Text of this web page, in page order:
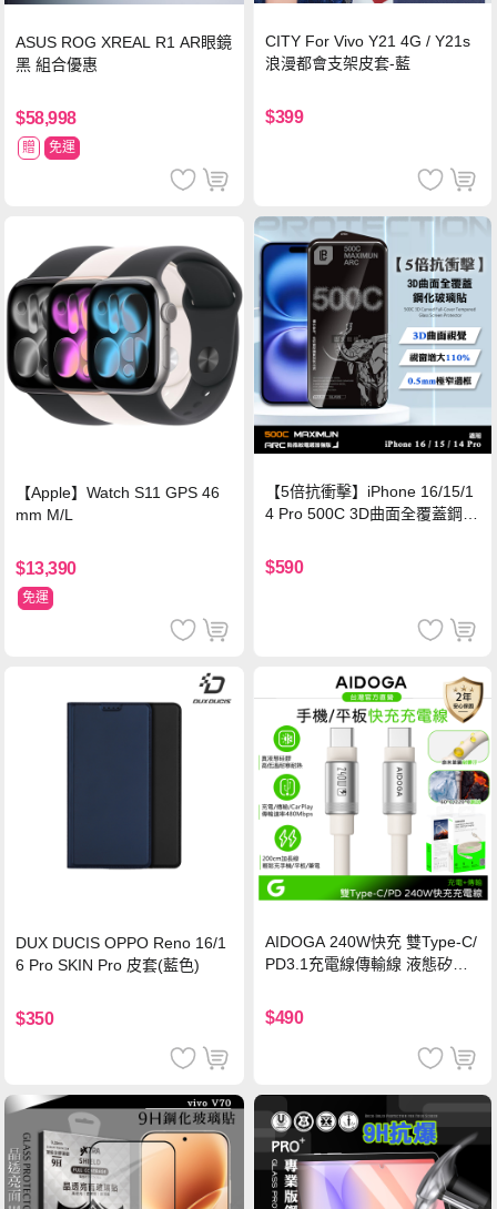
ASUS ROG XREAL R1 AR眼鏡
黑 組合優惠
$58,998
贈 免運
CITY For Vivo Y21 4G / Y21s
浪漫都會支架皮套-藍
$399
【Apple】Watch S11 GPS 46
mm M/L
$13,390
免運
【5倍抗衝擊】iPhone 16/15/1
4 Pro 500C 3D曲面全覆蓋鋼化
保護貼
$590
DUX DUCIS OPPO Reno 16/1
6 Pro SKIN Pro 皮套(藍色)
$350
AIDOGA 240W快充 雙Type-C/
PD3.1充電線傳輸線 液態矽膠
機/平板/筆電
$490